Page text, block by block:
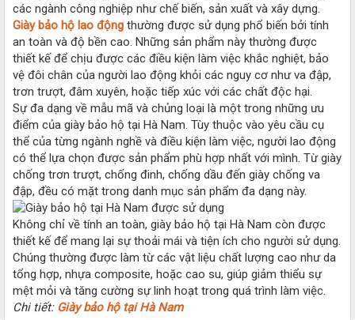
các ngành công nghiệp như chế biến, sản xuất và xây dựng.
Giày bảo hộ lao động thường được sử dụng phổ biến bởi tính
an toàn và độ bền cao. Những sản phẩm này thường được
thiết kế để chịu được các điều kiện làm việc khắc nghiệt, bảo
vệ đôi chân của người lao động khỏi các nguy cơ như va đập,
trơn trượt, đâm xuyên, hoặc tiếp xúc với các chất độc hại.
Sự đa dạng về mẫu mã và chủng loại là một trong những ưu
điểm của giày bảo hộ tại Hà Nam. Tùy thuộc vào yêu cầu cụ
thể của từng ngành nghề và điều kiện làm việc, người lao động
có thể lựa chọn được sản phẩm phù hợp nhất với mình. Từ giày
chống trơn trượt, chống đinh, chống dầu đến giày chống va
đập, đều có mặt trong danh mục sản phẩm đa dạng này.
Không chỉ về tính an toàn, giày bảo hộ tại Hà Nam còn được
thiết kế để mang lại sự thoải mái và tiện ích cho người sử dụng.
Chúng thường được làm từ các vật liệu chất lượng cao như da
tổng hợp, nhựa composite, hoặc cao su, giúp giảm thiểu sự
mệt mỏi và tăng cường sự linh hoạt trong quá trình làm việc.
Chi tiết: Giày bảo hộ tại Hà Nam